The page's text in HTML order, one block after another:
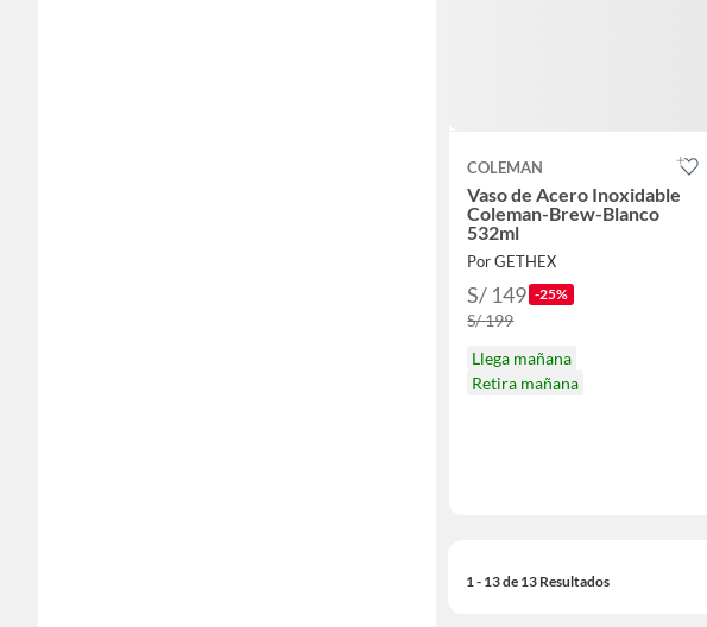
COLEMAN
Vaso de Acero Inoxidable
Coleman-Brew-Blanco
532ml
Por GETHEX
S/ 149 -25%
S/ 199
Llega mañana
Retira mañana
1 - 13 de 13 Resultados